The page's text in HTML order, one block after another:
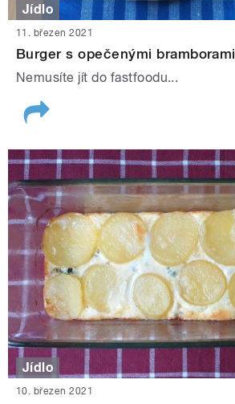
Jídlo
11. březen 2021
Burger s opečenými bramborami
Nemusíte jít do fastfoodu...
Jídlo
10. březen 2021